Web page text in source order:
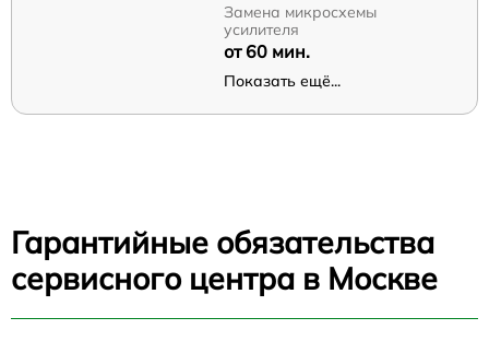
Замена микросхемы
усилителя
от 60 мин.
Показать ещё...
Гарантийные обязательства
сервисного центра в Москве